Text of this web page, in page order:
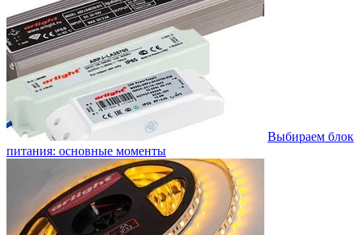
Выбираем блок
питания: основные моменты